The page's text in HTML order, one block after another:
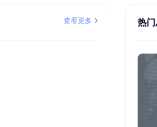
查看更多 热